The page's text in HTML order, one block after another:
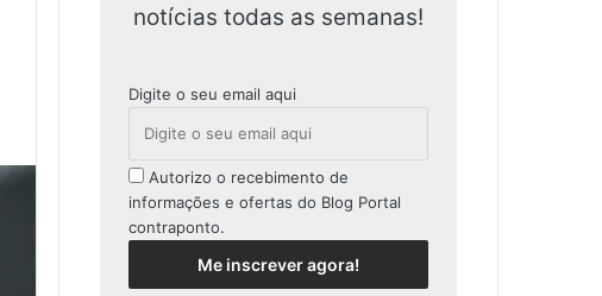
notícias todas as semanas!
Digite o seu email aqui
Autorizo o recebimento de
informações e ofertas do Blog Portal
contraponto.